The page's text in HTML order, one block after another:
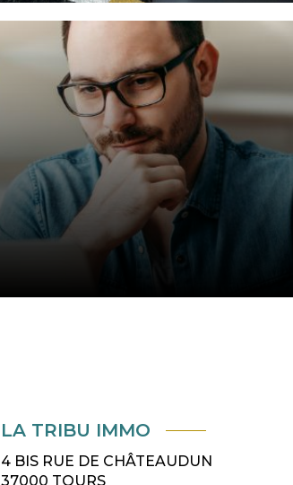
LA TRIBU IMMO
4 BIS RUE DE CHÂTEAUDUN
37000 TOURS